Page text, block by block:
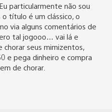
particularmente não sou
título é um clássico, o
via alguns comentários de
tal jogooo… vai lá e
seus mimizentos,
e pega dinheiro e compra
de chorar.